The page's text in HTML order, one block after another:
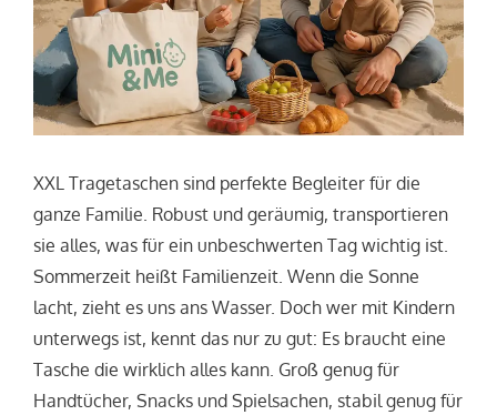
XXL Tragetaschen sind perfekte Begleiter für die
ganze Familie. Robust und geräumig, transportieren
sie alles, was für ein unbeschwerten Tag wichtig ist.
Sommerzeit heißt Familienzeit. Wenn die Sonne
lacht, zieht es uns ans Wasser. Doch wer mit Kindern
unterwegs ist, kennt das nur zu gut: Es braucht eine
Tasche die wirklich alles kann. Groß genug für
Handtücher, Snacks und Spielsachen, stabil genug für